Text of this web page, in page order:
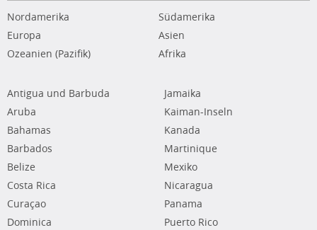
Nordamerika
Südamerika
Europa
Asien
Ozeanien (Pazifik)
Afrika
Antigua und Barbuda
Aruba
Bahamas
Barbados
Belize
Costa Rica
Curaçao
Dominica
Jamaika
Kaiman-Inseln
Kanada
Martinique
Mexiko
Nicaragua
Panama
Puerto Rico